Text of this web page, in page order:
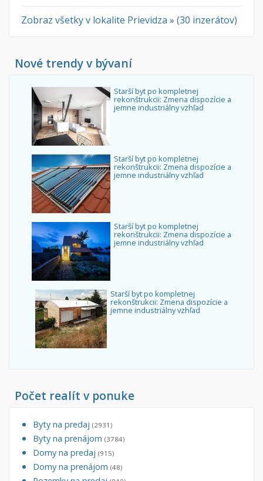
Zobraz všetky v lokalite Prievidza » (30 inzerátov)
Nové trendy v bývaní
Starší byt po kompletnej
rekonštrukcii: Zmena dispozície a
jemne industriálny vzhľad
Starší byt po kompletnej
rekonštrukcii: Zmena dispozície a
jemne industriálny vzhľad
Starší byt po kompletnej
rekonštrukcii: Zmena dispozície a
jemne industriálny vzhľad
Starší byt po kompletnej
rekonštrukcii: Zmena dispozície a
jemne industriálny vzhľad
Počet realít v ponuke
Byty na predaj (2931)
Byty na prenájom (3784)
Domy na predaj (915)
Domy na prenájom (48)